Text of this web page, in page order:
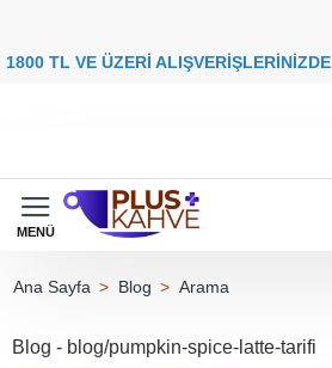
00 TL VE ÜZERİ ALIŞVERİŞLERİNİZDE
Blog Arama
Blog - blog/pumpkin-spice-latte-tarifi